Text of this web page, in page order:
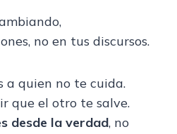
no en tus discursos.
a quien no te cuida.
que el otro te salve.
desde la verdad, no